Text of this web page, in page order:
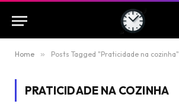
Home » Posts Tagged "Praticidade na cozinha"
PRATICIDADE NA COZINHA